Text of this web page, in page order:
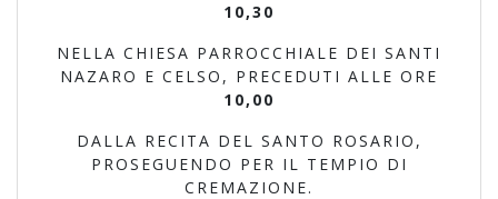
10,30
NELLA CHIESA PARROCCHIALE DEI SANTI
NAZARO E CELSO, PRECEDUTI ALLE ORE
10,00
DALLA RECITA DEL SANTO ROSARIO,
PROSEGUENDO PER IL TEMPIO DI
CREMAZIONE.